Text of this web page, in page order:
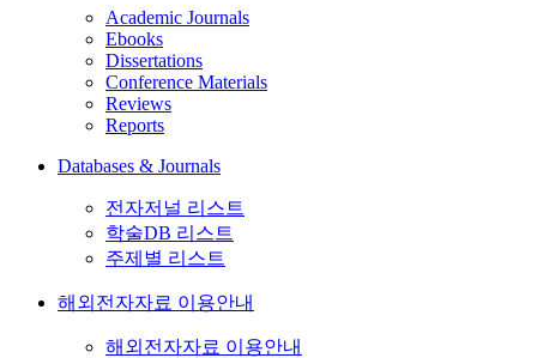
Academic Journals
Ebooks
Dissertations
Conference Materials
Reviews
Reports
Databases & Journals
전자저널 리스트
학술DB 리스트
주제별 리스트
해외전자자료 이용안내
해외전자자료 이용안내